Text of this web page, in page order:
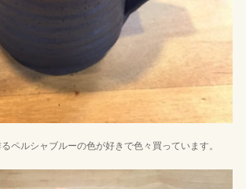
ペルシャブルーの色が好きで色々買っています。